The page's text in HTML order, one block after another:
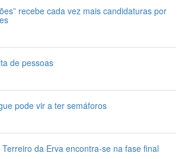
recebe cada vez mais candidaturas por
de pessoas
pode vir a ter semáforos
da Erva encontra-se na fase final